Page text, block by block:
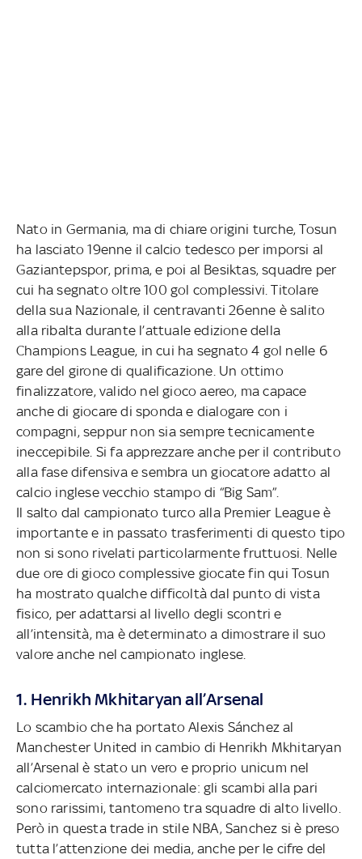
Nato in Germania, ma di chiare origini turche, Tosun
ha lasciato 19enne il calcio tedesco per imporsi al
Gaziantepspor, prima, e poi al Besiktas, squadre per
cui ha segnato oltre 100 gol complessivi. Titolare
della sua Nazionale, il centravanti 26enne è salito
alla ribalta durante l’attuale edizione della
Champions League, in cui ha segnato 4 gol nelle 6
gare del girone di qualificazione. Un ottimo
finalizzatore, valido nel gioco aereo, ma capace
anche di giocare di sponda e dialogare con i
compagni, seppur non sia sempre tecnicamente
ineccepibile. Si fa apprezzare anche per il contributo
alla fase difensiva e sembra un giocatore adatto al
calcio inglese vecchio stampo di “Big Sam”.
Il salto dal campionato turco alla Premier League è
importante e in passato trasferimenti di questo tipo
non si sono rivelati particolarmente fruttuosi. Nelle
due ore di gioco complessive giocate fin qui Tosun
ha mostrato qualche difficoltà dal punto di vista
fisico, per adattarsi al livello degli scontri e
all’intensità, ma è determinato a dimostrare il suo
valore anche nel campionato inglese.
1. Henrikh Mkhitaryan all’Arsenal
Lo scambio che ha portato Alexis Sánchez al
Manchester United in cambio di Henrikh Mkhitaryan
all’Arsenal è stato un vero e proprio unicum nel
calciomercato internazionale: gli scambi alla pari
sono rarissimi, tantomeno tra squadre di alto livello.
Però in questa trade in stile NBA, Sanchez si è preso
tutta l’attenzione dei media, anche per le cifre del